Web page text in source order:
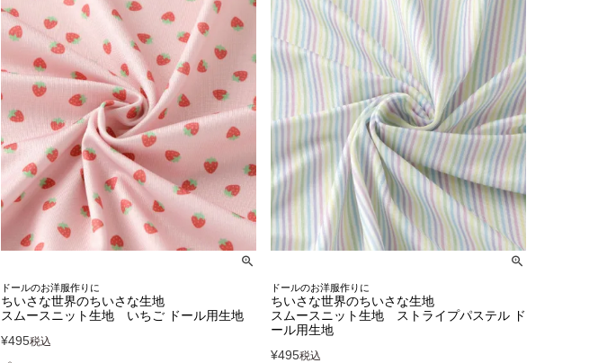
ドールのお洋服作りに
ちいさな世界のちいさな生地
スムースニット生地 いちご ドール用生地
¥495税込
ドールのお洋服作りに
ちいさな世界のちいさな生地
スムースニット生地 ストライプパステル ド
ール用生地
¥495税込